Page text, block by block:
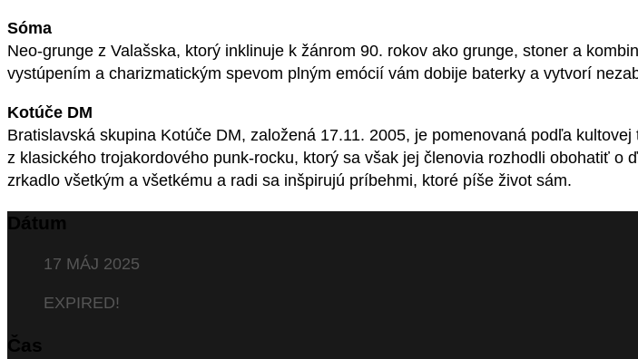
Sóma
Neo-grunge z Valašska, ktorý inklinuje k žánrom 90. rokov ako grunge, stoner a
vystúpením a charizmatickým spevom plným emócií vám dobije baterky a vytvorí
Kotúče DM
Bratislavská skupina Kotúče DM, založená 17.11. 2005, je pomenovaná podľa
z klasického trojakordového punk-rocku, ktorý sa však jej členovia rozhodli obohatiť o
zrkadlo všetkým a všetkému a radi sa inšpirujú príbehmi, ktoré píše život sám.
Dátum
17 MÁJ 2025
EXPIRED!
Čas